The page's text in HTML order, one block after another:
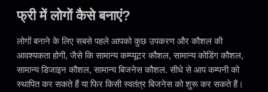
फ्री में लोगों कैसे बनाएं?
लोगों बनाने के लिए सबसे पहले आपको कुछ उपकरण और कौशल की
आवश्यकता होगी, जैसे कि सामान्य कम्प्यूटर कौशल, सामान्य कोडिंग कौशल,
सामान्य डिजाइन कौशल, सामान्य बिजनेस कौशल. सीधे से आप कम्पनी को
स्थापित कर सकते हैं या फिर किसी स्वतंत्र बिजनेस को शुरू कर सकते हैं।